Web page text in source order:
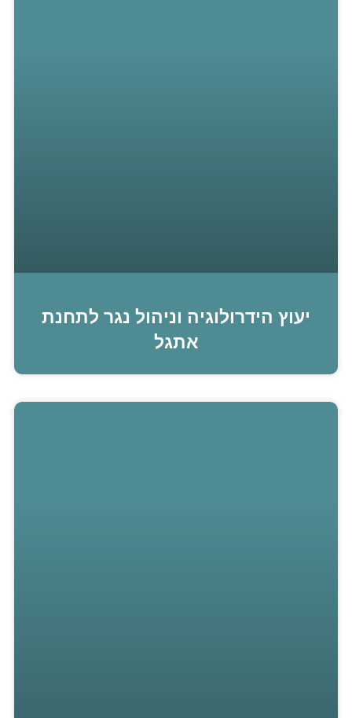
יעוץ הידרולוגיה וניהול נגר לתחנת
אתגל